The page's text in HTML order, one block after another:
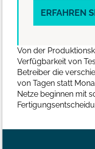
ERFAHREN
Von der
Verfügbarkeit von
Betreiber die
von Tagen statt
Netze beginnen mit